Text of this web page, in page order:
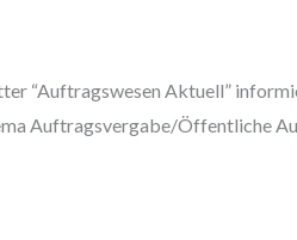
“Auftragswesen Aktuell”
Auftragsvergabe/Öffentliche